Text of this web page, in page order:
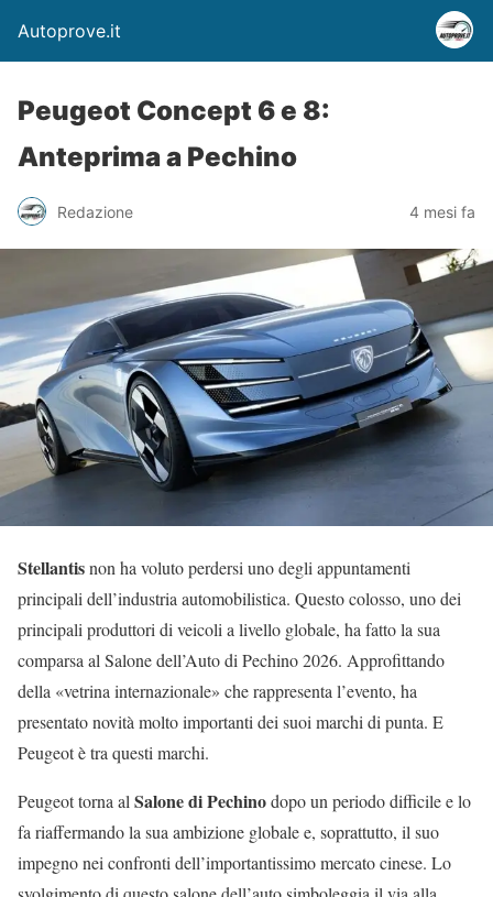
Autoprove.it
Peugeot Concept 6 e 8:
Anteprima a Pechino
Redazione 4 mesi fa
Stellantisnon ha voluto perdersi uno degli appuntamenti
principali dell’industria automobilistica. Questo colosso, uno dei
principali produttori di veicoli a livello globale, ha fatto la sua
comparsa al Salone dell’Auto di Pechino 2026. Approfittando
della «vetrina internazionale» che rappresenta l’evento, ha
presentato novità molto importanti dei suoi marchi di punta. E
Peugeot è tra questi marchi.
Peugeot torna alSalone di Pechinodopo un periodo difficile e lo
fa riaffermando la sua ambizione globale e, soprattutto, il suo
impegno nei confronti dell’importantissimo mercato cinese. Lo